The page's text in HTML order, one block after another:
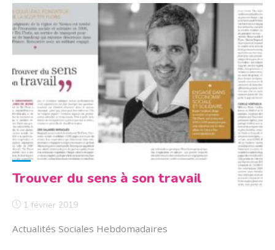
au
Trouver du sens à son travail
1 février 2019
Actualités Sociales Hebdomadaires